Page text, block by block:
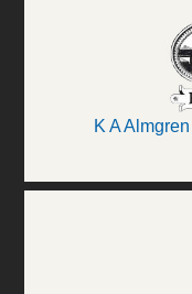
K A